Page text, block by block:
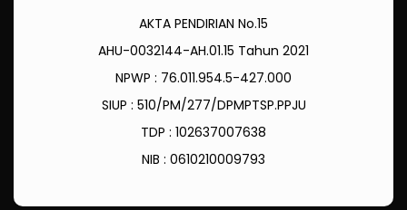
AKTA PENDIRIAN No.15
AHU-0032144-AH.01.15 Tahun 2021
NPWP : 76.011.954.5-427.000
SIUP : 510/PM/277/DPMPTSP.PPJU
TDP : 102637007638
NIB : 0610210009793